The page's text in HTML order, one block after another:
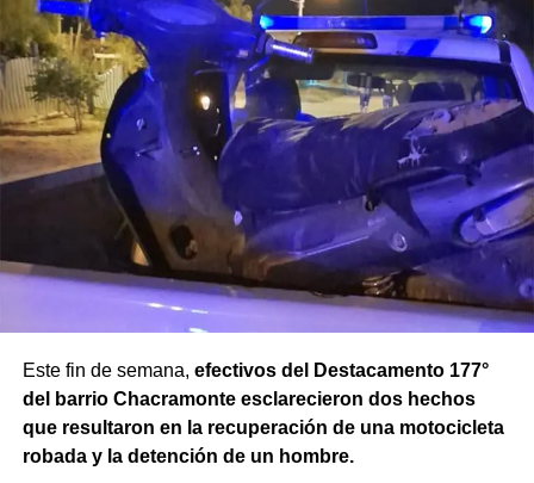
Este fin de semana, efectivos del Destacamento 177°
del barrio Chacramonte esclarecieron dos hechos
que resultaron en la recuperación de una motocicleta
robada y la detención de un hombre.